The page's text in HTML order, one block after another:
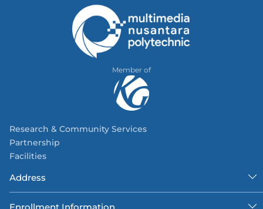
Member of
Research & Community Services
Partnership
Facilities
Address